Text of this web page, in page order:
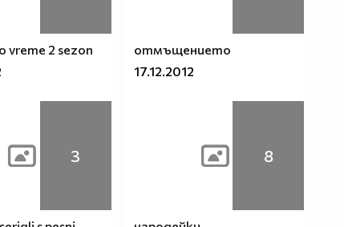
vreme 2 sezon
отмъщението
17.12.2012
3 8